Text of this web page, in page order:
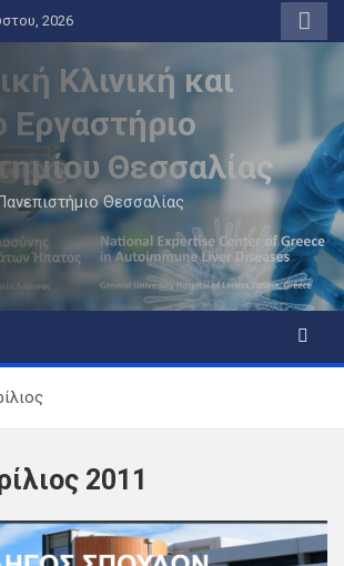
2026
Κλινική και
Θεσσαλίας
Θεσσαλίας
2011